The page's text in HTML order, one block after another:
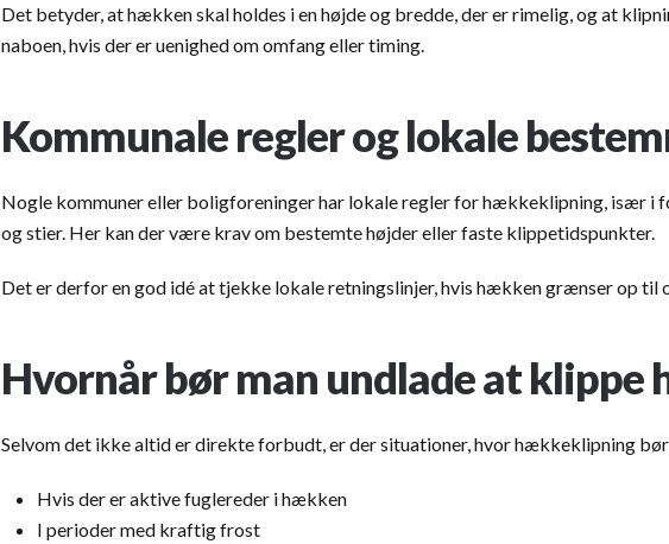
Det betyder, at hækken skal holdes i en højde og bredde, der er rimelig, og at
naboen, hvis der er uenighed om omfang eller timing.
Kommunale regler og lokale
Nogle kommuner eller boligforeninger har lokale regler for hækkeklipning, især i
og stier. Her kan der være krav om bestemte højder eller faste klippetidspunkter.
Det er derfor en god idé at tjekke lokale retningslinjer, hvis hækken grænser op til
Hvornår bør man undlade at klippe
Selvom det ikke altid er direkte forbudt, er der situationer, hvor hækkeklipning
Hvis der er aktive fuglereder i hækken
I perioder med kraftig frost